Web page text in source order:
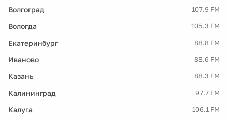
Волгоград 107.9 FM
Вологда 105.3 FM
Екатеринбург 88.8 FM
Иваново 88.6 FM
Казань 88.3 FM
Калининград 97.7 FM
Калуга 106.1 FM